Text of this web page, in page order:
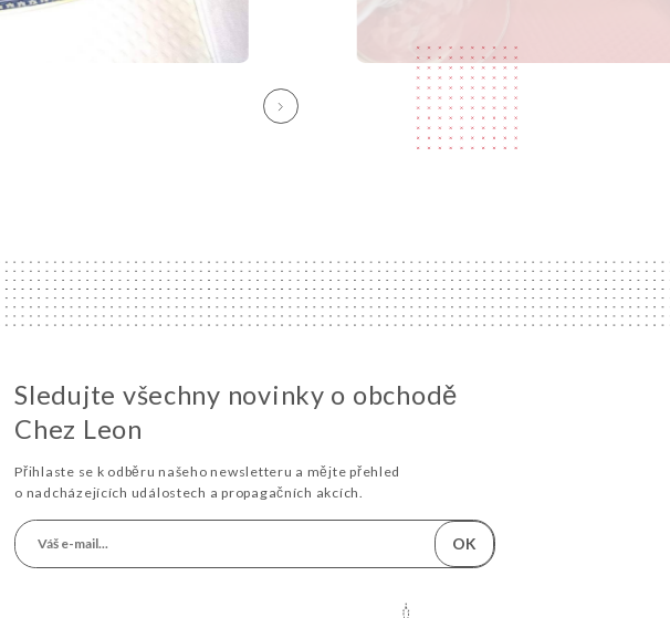
Sledujte všechny novinky o obchodě
Chez Leon
Přihlaste se k odběru našeho newsletteru a mějte přehled
o nadcházejících událostech a propagačních akcích.
OK